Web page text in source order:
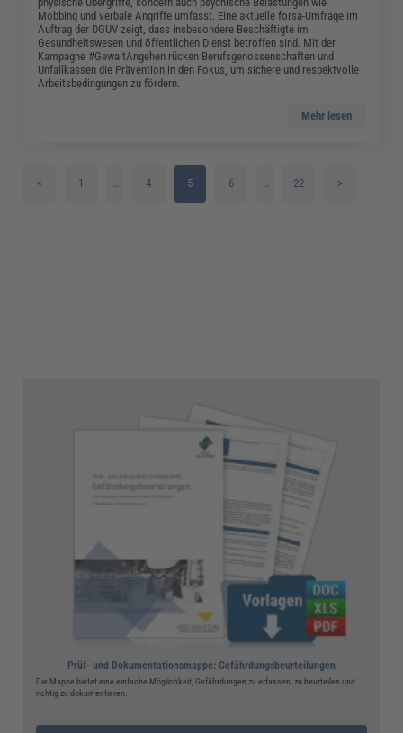
Mobbing und verbale Angriffe umfasst. Eine aktuelle forsa-Umfrage im
Auftrag der DGUV zeigt, dass insbesondere Beschäftigte im
Gesundheitswesen und öffentlichen Dienst betroffen sind. Mit der
Kampagne #GewaltAngehen rücken Berufsgenossenschaften und
Unfallkassen die Prävention in den Fokus, um sichere und respektvolle
Arbeitsbedingungen zu fördern.
Mehr lesen
< 1 4 5 6 22 >
Prüf- und Dokumentationsmappe: Gefährdungsbeurteilungen
Die Mappe bietet eine einfache Möglichkeit, Gefährdungen zu erfassen, zu beurteilen und
richtig zu dokumentieren.